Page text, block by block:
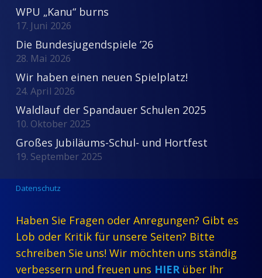
WPU „Kanu“ burns
17. Juni 2026
Die Bundesjugendspiele ’26
28. Mai 2026
Wir haben einen neuen Spielplatz!
24. April 2026
Waldlauf der Spandauer Schulen 2025
10. Oktober 2025
Großes Jubiläums-Schul- und Hortfest
19. September 2025
Datenschutz
Haben Sie Fragen oder Anregungen? Gibt es
Lob oder Kritik für unsere Seiten? Bitte
schreiben Sie uns! Wir möchten uns ständig
verbessern und freuen uns HIER über Ihr